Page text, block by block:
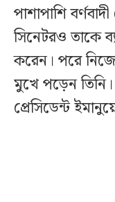
পাশাপাশি
সিনেটরও তাকে
করেন। পরে
মুখে পড়েন তিনি।
প্রেসিডেন্ট